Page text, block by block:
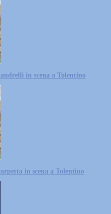
in scena a Tolentino
in scena a Tolentino